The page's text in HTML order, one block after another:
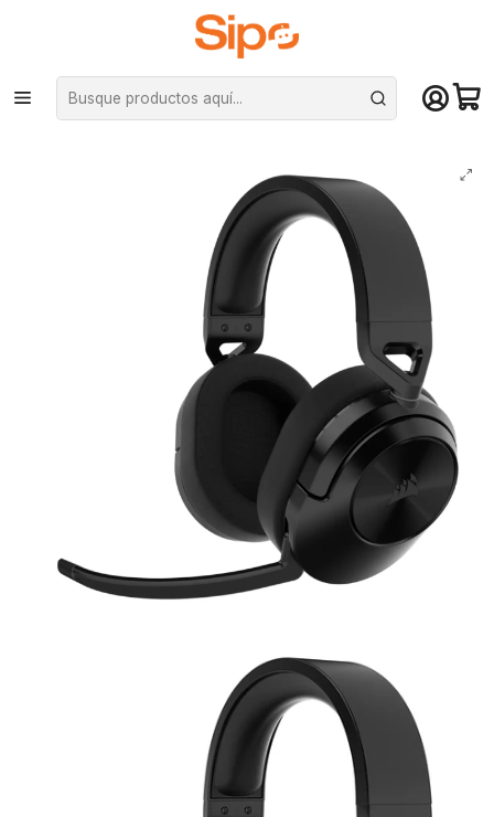
¡Compra hasta mediodía y recibe hoy! De lunes a sábado en el gran
Santiago. Envío gratis desde $29.990
Inicio Computación y Gamers Audífonos
Audífonos Corsair HS55 Wireless, BT, Audio 7.1, USB, Carbon